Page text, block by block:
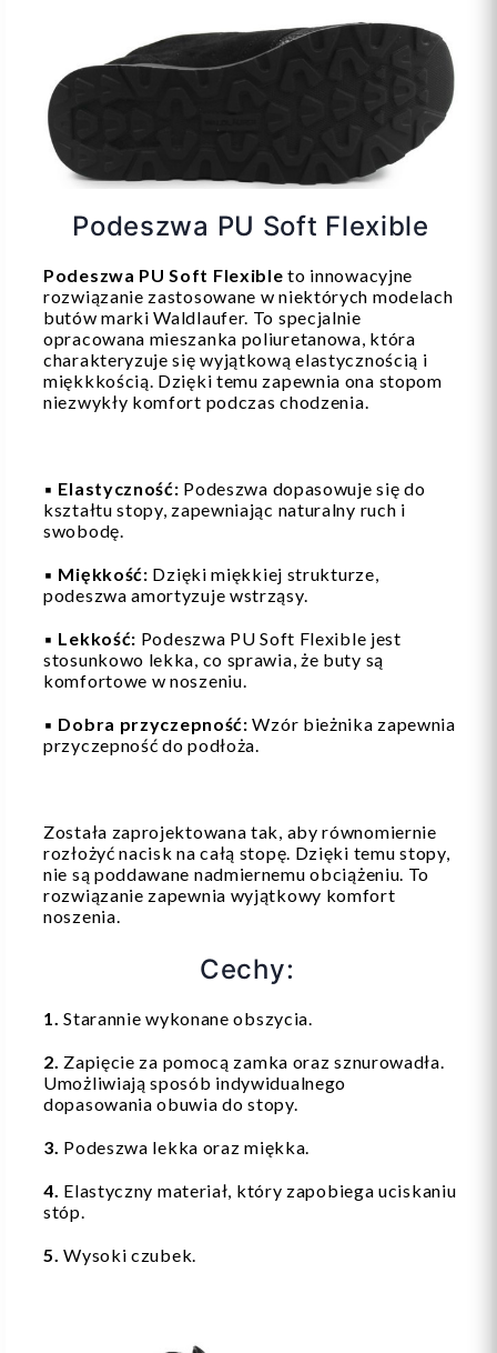
Podeszwa PU Soft Flexible
Podeszwa PU Soft Flexible to innowacyjne
rozwiązanie zastosowane w niektórych modelach
butów marki Waldlaufer. To specjalnie
opracowana mieszanka poliuretanowa, która
charakteryzuje się wyjątkową elastycznością i
miękkkością. Dzięki temu zapewnia ona stopom
niezwykły komfort podczas chodzenia.
▪️ Elastyczność: Podeszwa dopasowuje się do
kształtu stopy, zapewniając naturalny ruch i
swobodę.
▪️ Miękkość: Dzięki miękkiej strukturze,
podeszwa amortyzuje wstrząsy.
▪️ Lekkość: Podeszwa PU Soft Flexible jest
stosunkowo lekka, co sprawia, że buty są
komfortowe w noszeniu.
▪️ Dobra przyczepność: Wzór bieżnika zapewnia
przyczepność do podłoża.
Została zaprojektowana tak, aby równomiernie
rozłożyć nacisk na całą stopę. Dzięki temu stopy,
nie są poddawane nadmiernemu obciążeniu. To
rozwiązanie zapewnia wyjątkowy komfort
noszenia.
Cechy:
1. Starannie wykonane obszycia.
2. Zapięcie za pomocą zamka oraz sznurowadła.
Umożliwiają sposób indywidualnego
dopasowania obuwia do stopy.
3. Podeszwa lekka oraz miękka.
4. Elastyczny materiał, który zapobiega uciskaniu
stóp.
5.Wysoki czubek.